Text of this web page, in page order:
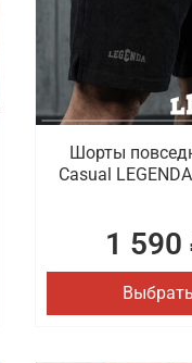
Шорты
Casual
1 590
Выбрать